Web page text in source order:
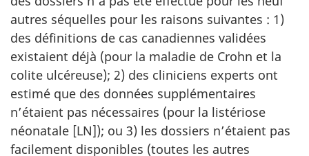
autres séquelles pour les raisons suivantes : 1)
des définitions de cas canadiennes validées
existaient déjà (pour la maladie de Crohn et la
colite ulcéreuse); 2) des cliniciens experts ont
estimé que des données supplémentaires
n’étaient pas nécessaires (pour la listériose
néonatale [LN]); ou 3) les dossiers n’étaient pas
facilement disponibles (toutes les autres